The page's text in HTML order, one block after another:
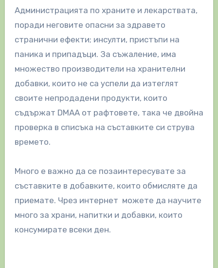
Администрацията по храните и лекарствата,
поради неговите опасни за здравето
странични ефекти; инсулти, пристъпи на
паника и припадъци. За съжаление, има
множество производители на хранителни
добавки, които не са успели да изтеглят
своите непродадени продукти, които
съдържат DMAA от рафтовете, така че двойна
проверка в списъка на съставките си струва
времето.
Много е важно да се позаинтересувате за
съставките в добавките, които обмисляте да
приемате. Чрез интернет можете да научите
много за храни, напитки и добавки, които
консумирате всеки ден.